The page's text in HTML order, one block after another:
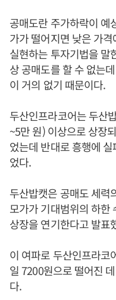
공매도란 주가하락이 예
가가 떨어지면 낮은 가
실현하는 투자기법을 말
상 공매도를 할 수 없는
이 거의 없기 때문이다.
두산인프라코어는 두산
~5만 원) 이상으로 상장
었는데 반대로 흥행에
었다.
두산밥캣은 공매도 세력
모가가 기대범위의 하한
상장을 연기한다고 발표
이 여파로 두산인프라코
일 7200원으로 떨어진
다.